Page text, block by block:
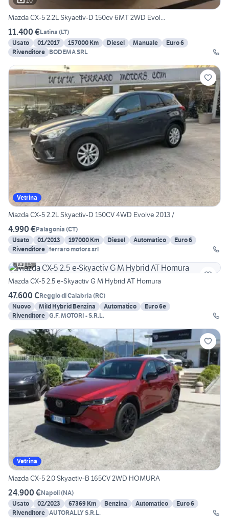
Mazda CX-5 2.2L Skyactiv-D 150cv 6MT 2WD Evol...
11.400 €Latina (LT)
Usato
01/2017 157000 Km Diesel Manuale
Euro 6
Rivenditore BODEMA SRL
Vetrina
Mazda CX-5 2.2L Skyactiv-D 150CV 4WD Evolve 2013 /
4.990 €Palagonia (CT)
Usato
01/2013 197000 Km Diesel Automatico
Euro 6
Rivenditore ferraro motors srl
13
Mazda CX-5 2.5 e-Skyactiv G M Hybrid AT Homura
47.600 €Reggio di Calabria (RC)
Nuovo
Mild Hybrid Benzina Automatico
Euro 6e
Rivenditore G.F. MOTORI - S.R.L.
Vetrina
Mazda CX-5 2.0 Skyactiv-B 165CV 2WD HOMURA
24.900 €Napoli(NA)
Usato
02/2023 67369 Km Benzina Automatico
Euro 6
Rivenditore AUTORALLY S.R.L.